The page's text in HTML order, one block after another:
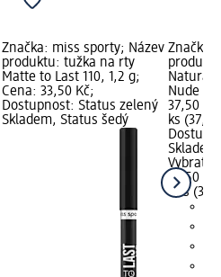
Značka: miss sporty; Název
produktu: tužka na rty
Matte to Last 110, 1,2 g;
Cena: 33,50 Kč;
Dostupnost: Status zelený
Skladem, Status šedý
Značka:
Nude
37,50
ks
Vybrat
37,50 Kč
1 ks